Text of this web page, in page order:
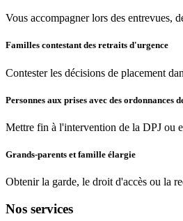
Vous accompagner lors des entrevues,
Familles contestant des retraits d'urgence
Contester les décisions de placement
Personnes aux prises avec des ordonnances
Mettre fin à l'intervention de la DPJ ou
Grands-parents et famille élargie
Obtenir la garde, le droit d'accès ou la
Nos services